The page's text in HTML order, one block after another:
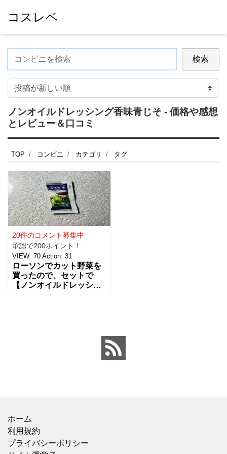
コスレベ
検索
ノンオイルドレッシング香味青じそ - 価格や感想
とレビュー＆口コミ
TOP コンビニ カテゴリ タグ
20件のコメント募集中
承認で200ポイント！
VIEW: 70 Action: 31
ローソンでカット野菜を
買ったので、セットで
【ノンオイルドレッシン
ホーム
利用規約
プライバシーポリシー